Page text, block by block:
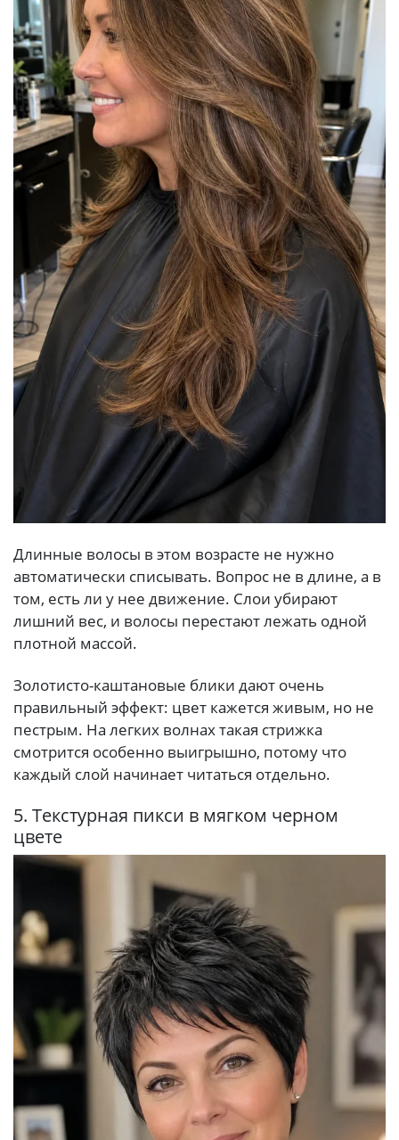
Длинные волосы в этом возрасте не нужно
автоматически списывать. Вопрос не в длине, а в
том, есть ли у нее движение. Слои убирают
лишний вес, и волосы перестают лежать одной
плотной массой.
Золотисто-каштановые блики дают очень
правильный эффект: цвет кажется живым, но не
пестрым. На легких волнах такая стрижка
смотрится особенно выигрышно, потому что
каждый слой начинает читаться отдельно.
5. Текстурная пикси в мягком черном
цвете